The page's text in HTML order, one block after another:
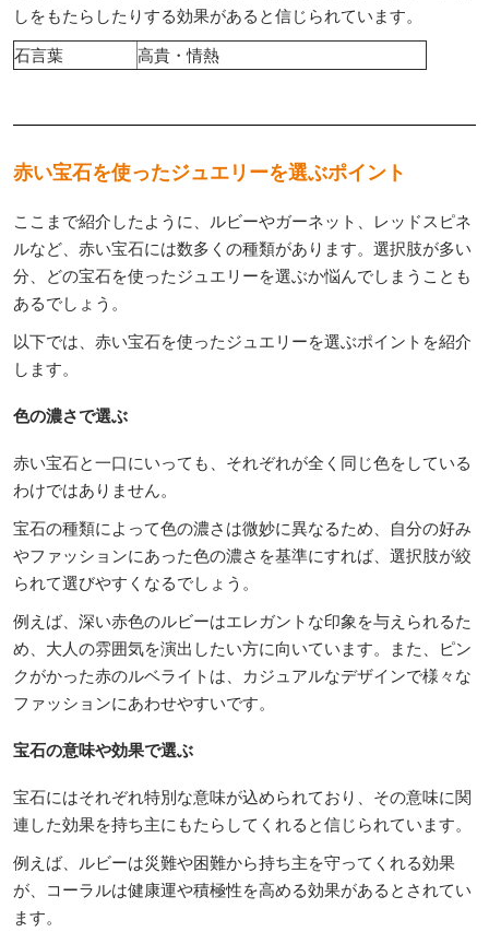
しをもたらしたりする効果があると信じられています。
石言葉
高貴・情熱
赤い宝石を使ったジュエリーを選ぶポイント
ここまで紹介したように、ルビーやガーネット、レッドスピネ
ルなど、赤い宝石には数多くの種類があります。選択肢が多い
分、どの宝石を使ったジュエリーを選ぶか悩んでしまうことも
あるでしょう。
以下では、赤い宝石を使ったジュエリーを選ぶポイントを紹介
します。
色の濃さで選ぶ
赤い宝石と一口にいっても、それぞれが全く同じ色をしている
わけではありません。
宝石の種類によって色の濃さは微妙に異なるため、自分の好み
やファッションにあった色の濃さを基準にすれば、選択肢が絞
られて選びやすくなるでしょう。
例えば、深い赤色のルビーはエレガントな印象を与えられるた
め、大人の雰囲気を演出したい方に向いています。また、ピン
クがかった赤のルベライトは、カジュアルなデザインで様々な
ファッションにあわせやすいです。
宝石の意味や効果で選ぶ
宝石にはそれぞれ特別な意味が込められており、その意味に関
連した効果を持ち主にもたらしてくれると信じられています。
例えば、ルビーは災難や困難から持ち主を守ってくれる効果
が、コーラルは健康運や積極性を高める効果があるとされてい
ます。